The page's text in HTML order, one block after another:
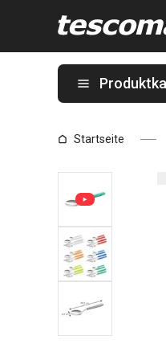
Startseite